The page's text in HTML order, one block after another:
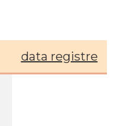
data registre